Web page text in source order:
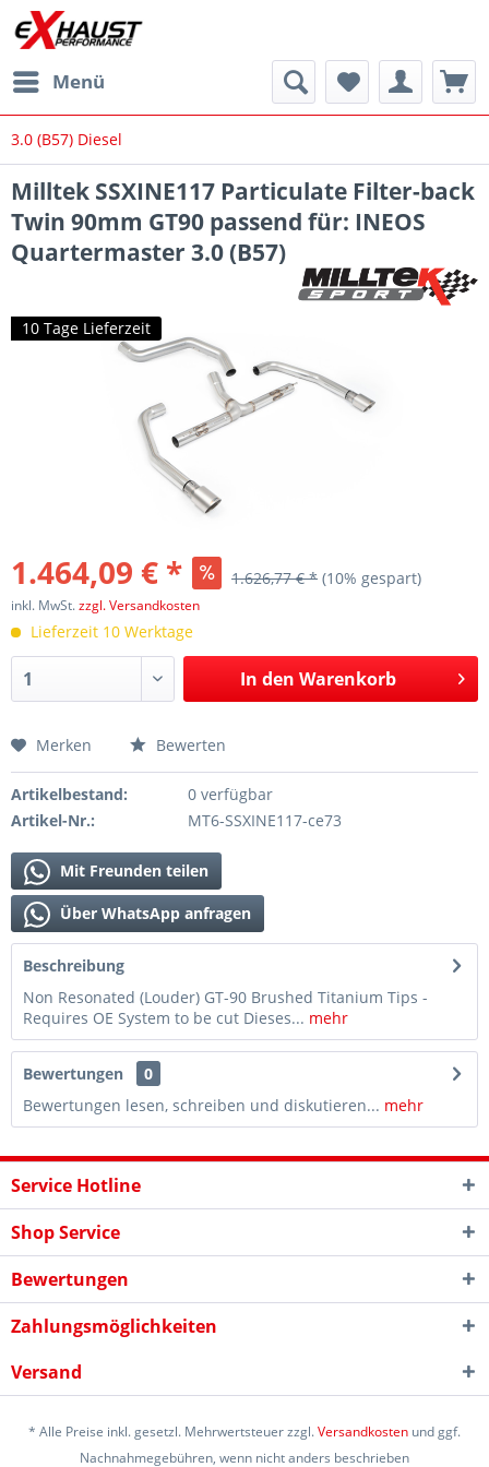
Menü
3.0 (B57) Diesel
Milltek SSXINE117 Particulate Filter-back
Twin 90mm GT90 passend für: INEOS
Quartermaster 3.0 (B57)
10 Tage Lieferzeit
1.464,09 € * 1.626,77 € * (10% gespart)
inkl. MwSt.zzgl. Versandkosten
Lieferzeit 10 Werktage
In den Warenkorb
Merken Bewerten
Artikelbestand:
0 verfügbar
Artikel-Nr.:
MT6-SSXINE117-ce73
Mit Freunden teilen
Über WhatsApp anfragen
Beschreibung
Non Resonated (Louder) GT-90 Brushed Titanium Tips -
Requires OE System to be cut Dieses... mehr
Bewertungen
0
Bewertungen lesen, schreiben und diskutieren... mehr
Service Hotline
Shop Service
Bewertungen
Zahlungsmöglichkeiten
Versand
* Alle Preise inkl. gesetzl. Mehrwertsteuer zzgl.Versandkosten und ggf.
Nachnahmegebühren, wenn nicht anders beschrieben